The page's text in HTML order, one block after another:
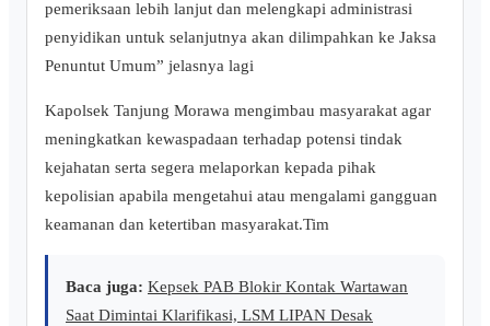
pemeriksaan lebih lanjut dan melengkapi administrasi
penyidikan untuk selanjutnya akan dilimpahkan ke Jaksa
Penuntut Umum” jelasnya lagi
Kapolsek Tanjung Morawa mengimbau masyarakat agar
meningkatkan kewaspadaan terhadap potensi tindak
kejahatan serta segera melaporkan kepada pihak
kepolisian apabila mengetahui atau mengalami gangguan
keamanan dan ketertiban masyarakat.Tim
Baca juga: Kepsek PAB Blokir Kontak Wartawan
Saat Dimintai Klarifikasi, LSM LIPAN Desak